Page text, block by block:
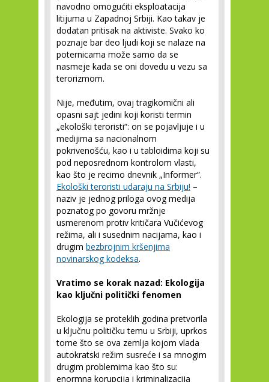
navodno omogućiti eksploatacija
litijuma u Zapadnoj Srbiji. Kao takav je
dodatan pritisak na aktiviste. Svako ko
poznaje bar deo ljudi koji se nalaze na
poternicama može samo da se
nasmeje kada se oni dovedu u vezu sa
terorizmom.
Nije, međutim, ovaj tragikomični ali
opasni sajt jedini koji koristi termin
„ekološki teroristi“: on se pojavljuje i u
medijima sa nacionalnom
pokrivenošću, kao i u tabloidima koji su
pod neposrednom kontrolom vlasti,
kao što je recimo dnevnik „Informer“.
Ekološki teroristi udaraju na Srbiju! –
naziv je jednog priloga ovog medija
poznatog po govoru mržnje
usmerenom protiv kritičara Vučićevog
režima, ali i susednim nacijama, kao i
drugim bezbrojnim kršenjima
novinarskog kodeksa.
Vratimo se korak nazad: Ekologija
kao ključni politički fenomen
Ekologija se proteklih godina pretvorila
u ključnu političku temu u Srbiji, uprkos
tome što se ova zemlja kojom vlada
autokratski režim susreće i sa mnogim
drugim problemima kao što su:
enormna korupcija i kriminalizacija